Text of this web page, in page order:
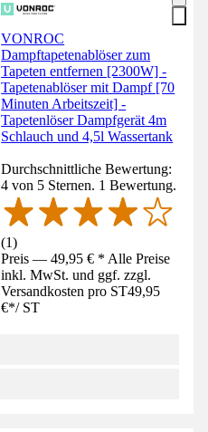
VONROC
Dampftapetenablöser zum
Tapeten entfernen [2300W] -
Tapetenablöser mit Dampf [70
Minuten Arbeitszeit] -
Tapetenlöser Dampfgerät 4m
Schlauch und 4,5l Wassertank
Durchschnittliche Bewertung:
4 von 5 Sternen. 1 Bewertung.
(1)
Preis — 49,95 € * Alle Preise
inkl. MwSt. und ggf. zzgl.
Versandkosten pro ST49,95
€*/ ST